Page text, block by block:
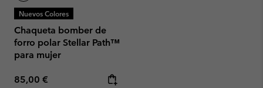
Nuevos Colores
Chaqueta bomber de
forro polar Stellar Path™
para mujer
Regular price:
85,00 €